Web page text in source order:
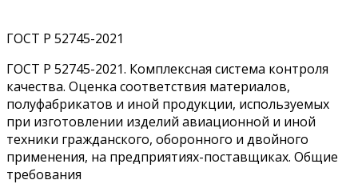
ГОСТ Р 52745-2021
ГОСТ Р 52745-2021. Комплексная система контроля
качества. Оценка соответствия материалов,
полуфабрикатов и иной продукции, используемых
при изготовлении изделий авиационной и иной
техники гражданского, оборонного и двойного
применения, на предприятиях-поставщиках. Общие
требования